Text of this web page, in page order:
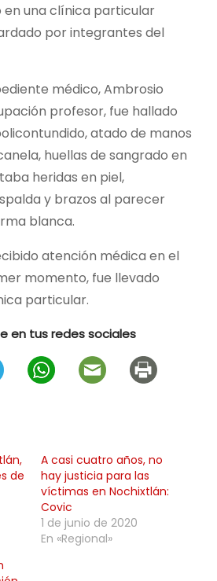
en una clínica particular
por integrantes del
médico, Ambrosio
profesor, fue hallado
atado de manos
huellas de sangrado en
heridas en piel,
y brazos al parecer
blanca.
atención médica en el
momento, fue llevado
particular.
en tus redes sociales
de
A casi cuatro años, no
hay justicia para las
víctimas en Nochixtlán:
Covic
1 de junio de 2020
En «Regional»